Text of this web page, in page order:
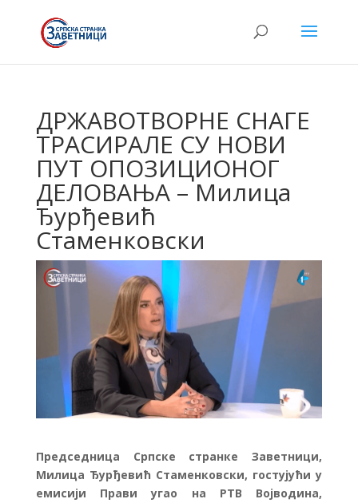
ДРЖАВОТВОРНЕ СНАГЕ
ТРАСИРАЛЕ СУ НОВИ
ПУТ ОПОЗИЦИОНОГ
ДЕЛОВАЊА – Милица
Ђурђевић
Стаменковски
Председница Српске странке Заветници,
Милица Ђурђевић Стаменковски, гостујући у
емисији Прави угао на РТВ Војводина,